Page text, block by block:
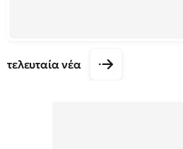
τελευταία νέα